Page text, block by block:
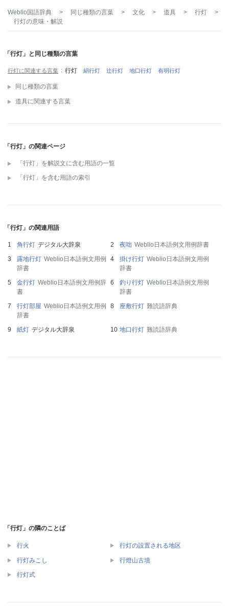
Weblio国語辞典 > 同じ種類の言葉 > 文化 > 道具 > 行灯
>
行灯の意味・解説
「行灯」と同じ種類の言葉
行灯に関連する言葉 行灯 絹行灯 辻行灯 地口行灯 有明行灯
同じ種類の言葉
道具に関連する言葉
「行灯」の関連ページ
「行灯」を解説文に含む用語の一覧
「行灯」を含む用語の索引
「行灯」の関連用語
角行灯 デジタル大辞泉 夜咄 Weblio日本語例文用例辞書
露地行灯 Weblio日本語例文用例
辞書
掛け行灯 Weblio日本語例文用例
辞書
金行灯 Weblio日本語例文用例辞
書
釣り行灯 Weblio日本語例文用例
辞書
行灯部屋 Weblio日本語例文用例
辞書
座敷行灯 難読語辞典
紙灯 デジタル大辞泉 地口行灯 難読語辞典
「行灯」の隣のことば
行火 行灯の設置される地区
行灯みこし 行燈山古墳
行灯式